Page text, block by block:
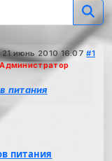
21 июнь 2010 16:07 #1
Администратор
питания
питания